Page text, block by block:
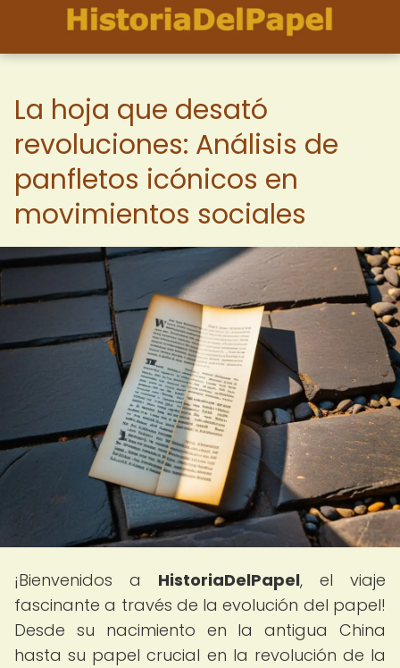
La hoja que desató
revoluciones: Análisis de
panfletos icónicos en
movimientos sociales
¡Bienvenidos a HistoriaDelPapel, el viaje
fascinante a través de la evolución del papel!
Desde su nacimiento en la antigua China
hasta su papel crucial en la revolución de la